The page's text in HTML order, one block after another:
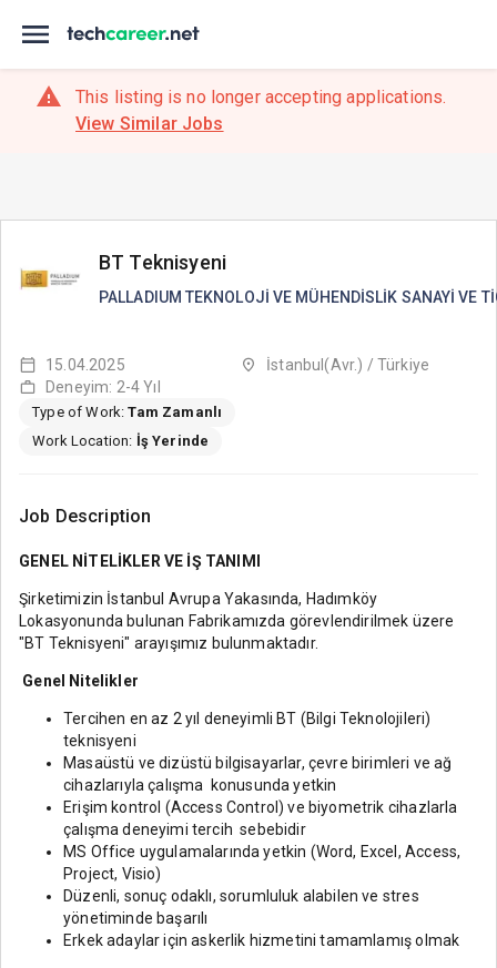
This listing is no longer accepting applications.
View Similar Jobs
BT Teknisyeni
PALLADIUM TEKNOLOJİ VE MÜHENDİSLİK SANAYİ VE
15.04.2025
İstanbul(Avr.) / Türkiye
Deneyim: 2-4 Yıl
Type of Work:Tam Zamanlı
Work Location: İş Yerinde
Job Description
GENEL NİTELİKLER VE İŞ TANIMI
Şirketimizin İstanbul Avrupa Yakasında, Hadımköy
Lokasyonunda bulunan Fabrikamızda görevlendirilmek üzere
"BT Teknisyeni" arayışımız bulunmaktadır.
Genel Nitelikler
Tercihen en az 2 yıl deneyimli BT (Bilgi Teknolojileri)
teknisyeni
Masaüstü ve dizüstü bilgisayarlar, çevre birimleri ve ağ
cihazlarıyla çalışma konusunda yetkin
Erişim kontrol (Access Control) ve biyometrik cihazlarla
çalışma deneyimi tercih sebebidir
MS Office uygulamalarında yetkin (Word, Excel, Access,
Project, Visio)
Düzenli, sonuç odaklı, sorumluluk alabilen ve stres
yönetiminde başarılı
Erkek adaylar için askerlik hizmetini tamamlamış olmak